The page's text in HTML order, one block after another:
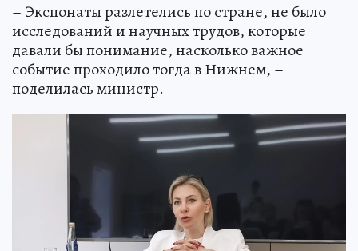
– Экспонаты разлетелись по стране, не было
исследований и научных трудов, которые
давали бы понимание, насколько важное
событие проходило тогда в Нижнем, –
поделилась министр.